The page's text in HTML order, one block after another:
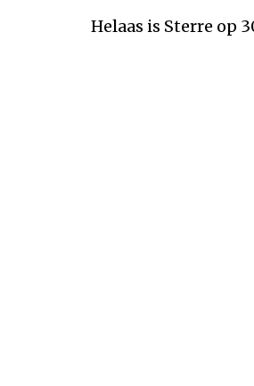
Helaas is Sterre op